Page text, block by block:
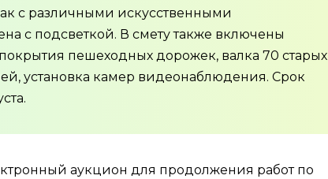
с различными искусственными
с подсветкой. В смету также включены
покрытия пешеходных дорожек, валка 70 старых
установка камер видеонаблюдения. Срок
аукцион для продолжения работ по